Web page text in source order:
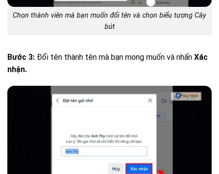
Chọn thành viên mà bạn muốn đổi tên và chọn biểu tượng Cây
bút
Bước 3: Đổi tên thành tên mà bạn mong muốn và nhấn Xác
nhận.